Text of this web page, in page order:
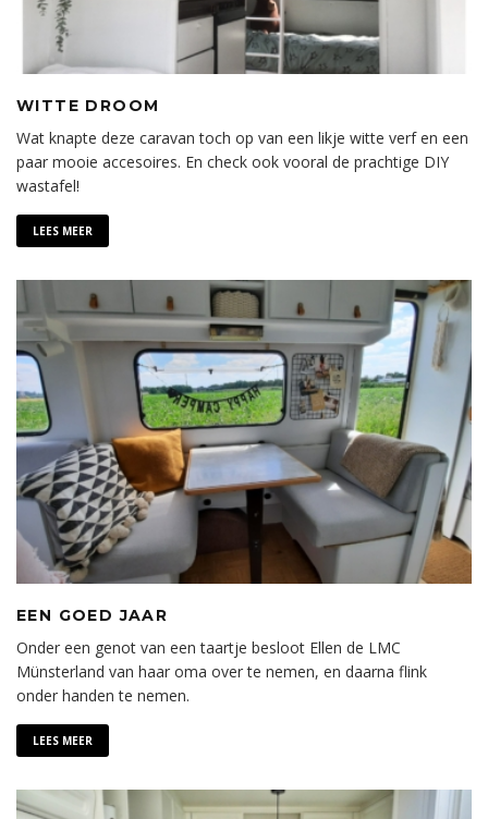
WITTE DROOM
Wat knapte deze caravan toch op van een likje witte verf en een
paar mooie accesoires. En check ook vooral de prachtige DIY
wastafel!
LEES MEER
EEN GOED JAAR
Onder een genot van een taartje besloot Ellen de LMC
Münsterland van haar oma over te nemen, en daarna flink
onder handen te nemen.
LEES MEER